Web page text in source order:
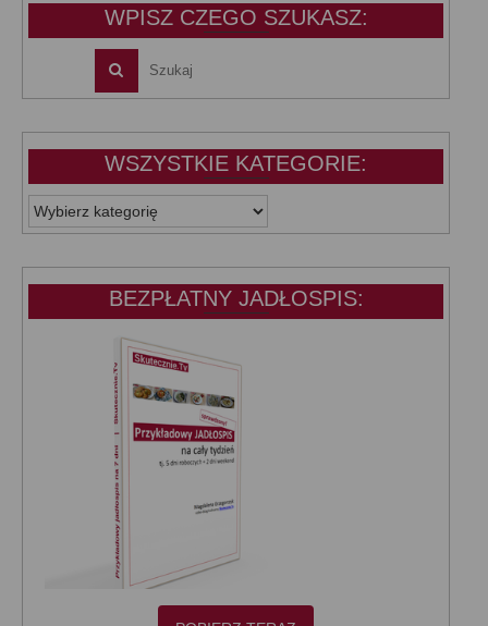
WPISZ CZEGO SZUKASZ:
WSZYSTKIE KATEGORIE:
WSZYSTKIE
KATEGORIE:
BEZPŁATNY JADŁOSPIS: